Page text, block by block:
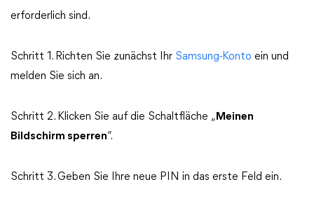
erforderlich sind.
Schritt 1. Richten Sie zunächst Ihr Samsung-Konto ein und
melden Sie sich an.
Schritt 2. Klicken Sie auf die Schaltfläche „ Meinen
Bildschirm sperren“.
Schritt 3. Geben Sie Ihre neue PIN in das erste Feld ein.